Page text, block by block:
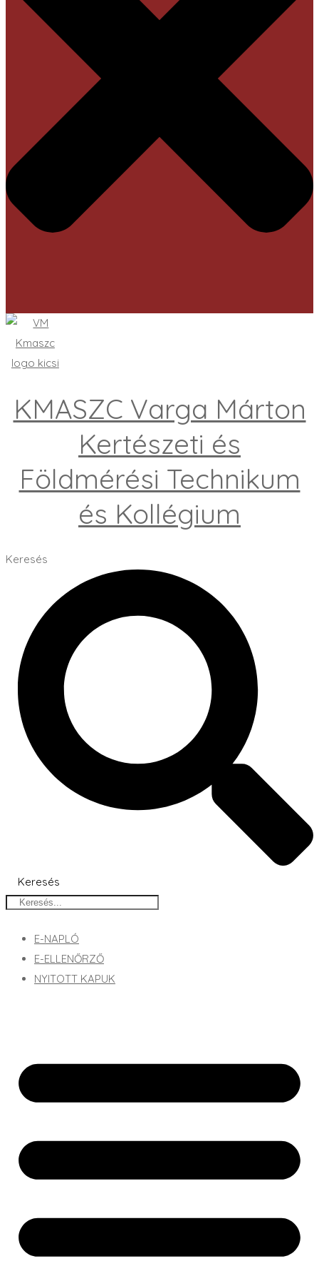
KMASZC Varga Márton
Kertészeti és
Földmérési Technikum
és Kollégium
Keresés
Keresés
E-NAPLÓ
E-ELLENŐRZŐ
NYITOTT KAPUK